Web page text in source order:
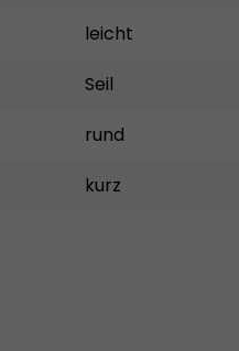
leicht
Seil
rund
kurz